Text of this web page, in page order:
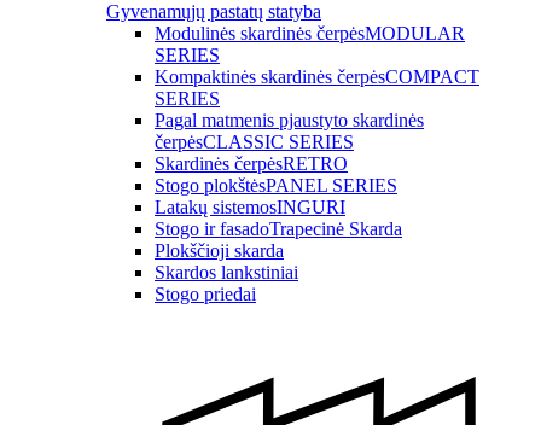
Gyvenamųjų pastatų statyba
Modulinės skardinės čerpėsMODULAR
SERIES
Kompaktinės skardinės čerpėsCOMPACT
SERIES
Pagal matmenis pjaustyto skardinės
čerpėsCLASSIC SERIES
Skardinės čerpėsRETRO
Stogo plokštėsPANEL SERIES
Latakų sistemosINGURI
Stogo ir fasadoTrapecinė Skarda
Plokščioji skarda
Skardos lankstiniai
Stogo priedai